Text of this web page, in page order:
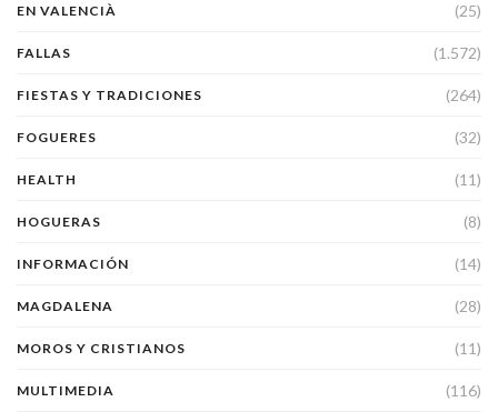
EN VALENCIÀ (25)
FALLAS (1.572)
FIESTAS Y TRADICIONES (264)
FOGUERES (32)
HEALTH (11)
HOGUERAS (8)
INFORMACIÓN (14)
MAGDALENA (28)
MOROS Y CRISTIANOS (11)
MULTIMEDIA (116)